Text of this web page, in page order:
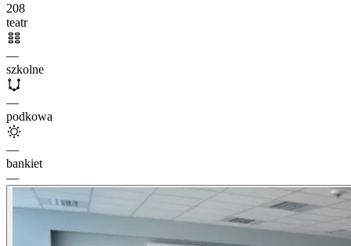
208
teatr
—
szkolne
—
podkowa
—
bankiet
—